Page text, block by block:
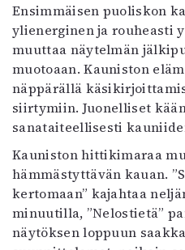
Ensimmäisen puoliskon
ylienerginen ja rouheasti
muuttaa näytelmän
muotoaan. Kauniston
näppärällä
siirtymiin. Juonelliset
sanataiteellisesti
Kauniston hittikimaraa
hämmästyttävän kauan.
kertomaan” kajahtaa
minuutilla, ”Nelostietä”
näytöksen loppuun